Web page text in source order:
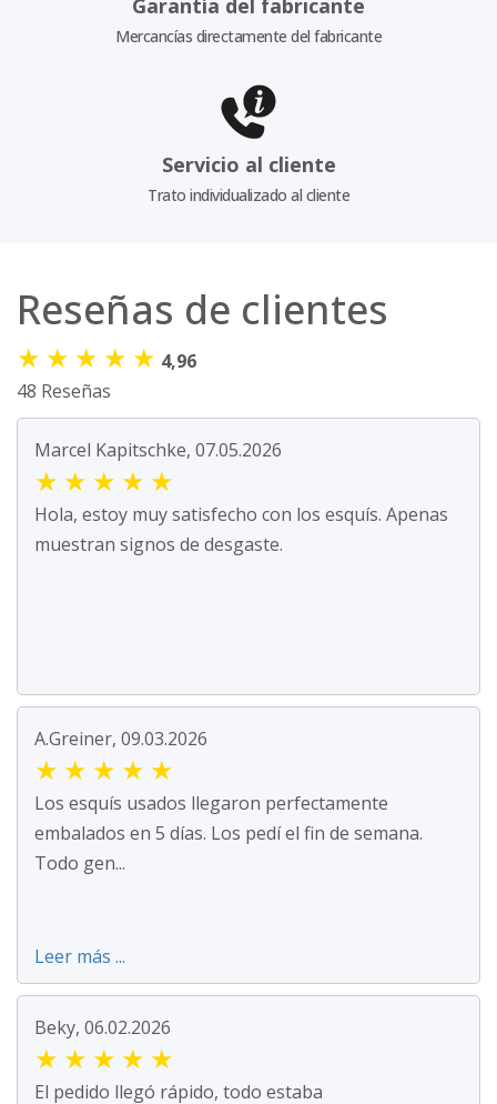
Mercancías directamente del fabricante
Servicio al cliente
Trato individualizado al cliente
Reseñas de clientes
★ ★ ★ ★ ★ 4,96
48 Reseñas
Marcel Kapitschke, 07.05.2026
★ ★ ★ ★ ★
Hola, estoy muy satisfecho con los esquís. Apenas
muestran signos de desgaste.
A.Greiner, 09.03.2026
★ ★ ★ ★ ★
Los esquís usados llegaron perfectamente
embalados en 5 días. Los pedí el fin de semana.
Todo gen...
Leer más ...
Beky, 06.02.2026
★ ★ ★ ★ ★
El pedido llegó rápido, todo estaba